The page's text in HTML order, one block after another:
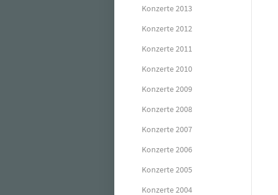
Konzerte 2013
Konzerte 2012
Konzerte 2011
Konzerte 2010
Konzerte 2009
Konzerte 2008
Konzerte 2007
Konzerte 2006
Konzerte 2005
Konzerte 2004